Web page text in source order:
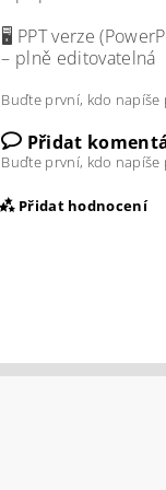
🖥️ PPT verze
– plně editovatelná
Buďte první, kdo napíše
Přidat
Buďte první, kdo napíše
Přidat hodnocení